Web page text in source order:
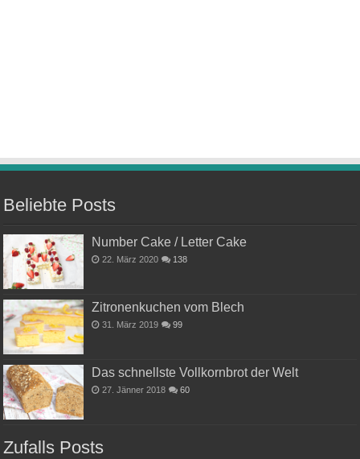
Beliebte Posts
Number Cake / Letter Cake
22. März 2020 138
Zitronenkuchen vom Blech
31. März 2019 99
Das schnellste Vollkornbrot der Welt
27. Jänner 2018 60
Zufalls Posts